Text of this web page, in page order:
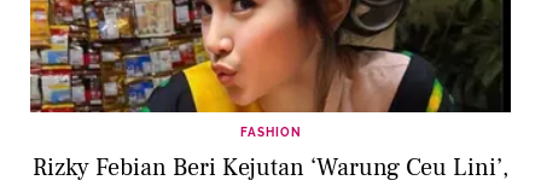
FASHION
Rizky Febian Beri Kejutan ‘Warung Ceu Lini’,